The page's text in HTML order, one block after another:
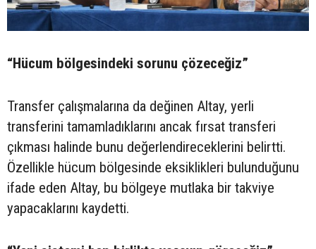
“Hücum bölgesindeki sorunu çözeceğiz”
Transfer çalışmalarına da değinen Altay, yerli
transferini tamamladıklarını ancak fırsat transferi
çıkması halinde bunu değerlendireceklerini belirtti.
Özellikle hücum bölgesinde eksiklikleri bulunduğunu
ifade eden Altay, bu bölgeye mutlaka bir takviye
yapacaklarını kaydetti.